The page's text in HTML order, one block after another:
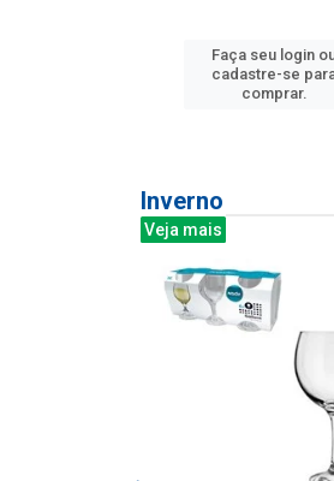
Faça seu login
cadastre-se
comprar.
Inverno
Veja mais